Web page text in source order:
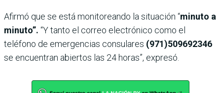
Afirmó que se está monitoreando la situación “minuto a
minuto”. “Y tanto el correo electrónico como el
teléfono de emergencias consulares (971)509692346
se encuentran abiertos las 24 horas”, expresó.